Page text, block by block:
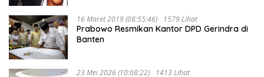
16 Maret 2019 (08:55:46) 1579 Lihat
Prabowo Resmikan Kantor DPD Gerindra di
Banten
23 Mei 2026 (10:08:22) 1413 Lihat